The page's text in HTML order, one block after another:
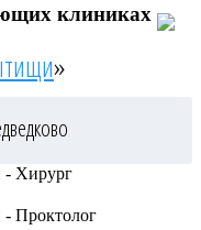
клиниках
»
- Хирург
Проктолог